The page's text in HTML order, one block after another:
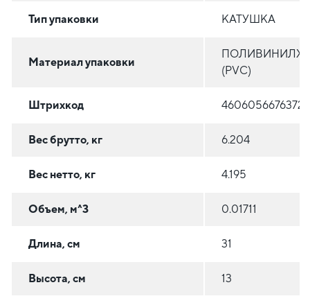
Тип упаковки КАТУШКА
Материал упаковки
(PVC)
Штрихкод 4606056676372
Вес брутто, кг 6.204
Вес нетто, кг 4.195
Объем, м^3 0.01711
Длина, см 31
Высота, см 13